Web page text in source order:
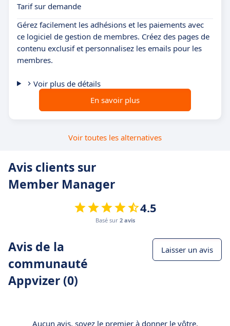
Tarif sur demande
Gérez facilement les adhésions et les paiements avec
ce logiciel de gestion de membres. Créez des pages de
contenu exclusif et personnalisez les emails pour les
membres.
Voir plus de détails
En savoir plus
Voir toutes les alternatives
Avis clients sur
Member Manager
4.5
Basé sur 2 avis
Avis de la
communauté
Appvizer (0)
Laisser un avis
Aucun avis, soyez le premier à donner le vôtre.